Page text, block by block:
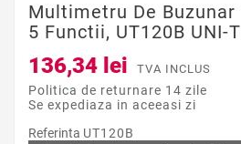
Multimetru De Buzunar
5 Functii, UT120B UNI-T
136,34 lei TVA INCLUS
Politica de returnare 14 zile
Se expediaza in aceeasi zi
Referinta UT120B